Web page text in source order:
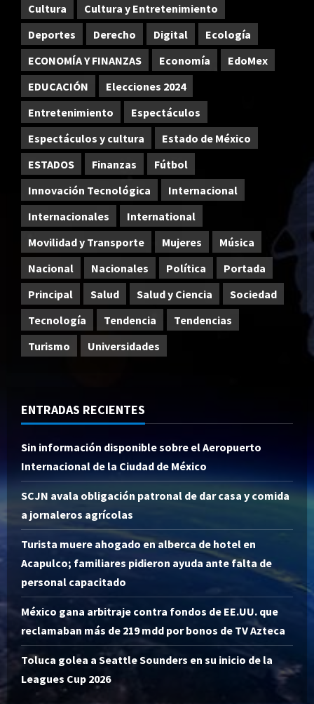
Cultura
Cultura y Entretenimiento
Deportes
Derecho Digital
Ecología
ECONOMÍA Y FINANZAS
Economía
EdoMex
EDUCACIÓN
Elecciones 2024
Entretenimiento
Espectáculos
Espectáculos y cultura
Estado de México
ESTADOS
Finanzas
Fútbol
Innovación Tecnológica
Internacional
Internacionales
International
Movilidad y Transporte
Mujeres
Música
Nacional
Nacionales Política
Portada
Principal
Salud Salud y Ciencia
Sociedad
Tecnología
Tendencia
Tendencias
Turismo
Universidades
ENTRADAS RECIENTES
Sin información disponible sobre el Aeropuerto
Internacional de la Ciudad de México
SCJN avala obligación patronal de dar casa y comida
a jornaleros agrícolas
Turista muere ahogado en alberca de hotel en
Acapulco; familiares pidieron ayuda ante falta de
personal capacitado
México gana arbitraje contra fondos de EE.UU. que
reclamaban más de 219 mdd por bonos de TV Azteca
Toluca golea a Seattle Sounders en su inicio de la
Leagues Cup 2026